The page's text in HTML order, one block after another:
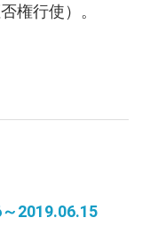
否権行使）。
2019.06.15